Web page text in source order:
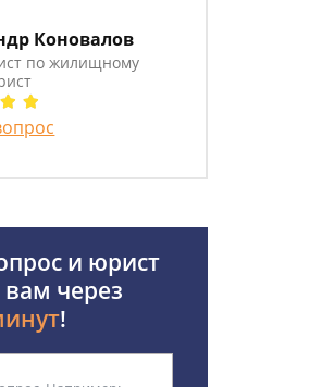
Коновалов
по жилищному
и юрист
вам через
!